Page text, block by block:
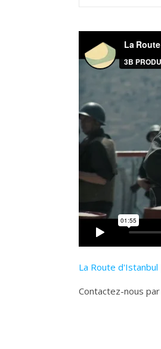
La Route d'Istanbul
Contactez-nous par